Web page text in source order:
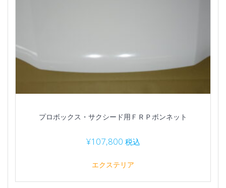
プロボックス・サクシード用ＦＲＰボンネット
¥107,800 税込
エクステリア